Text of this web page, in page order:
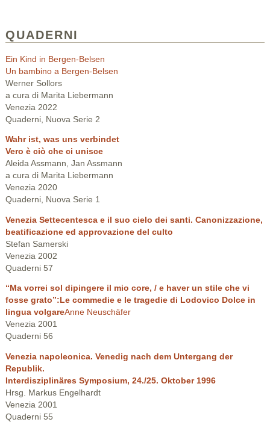
QUADERNI
Ein Kind in Bergen-Belsen
Un bambino a Bergen-Belsen
Werner Sollors
a cura di Marita Liebermann
Venezia 2022
Quaderni, Nuova Serie 2
Wahr ist, was uns verbindet
Vero è ciò che ci unisce
Aleida Assmann, Jan Assmann
a cura di Marita Liebermann
Venezia 2020
Quaderni, Nuova Serie 1
Venezia Settecentesca e il suo cielo dei santi. Canonizzazione,
beatificazione ed approvazione del culto
Stefan Samerski
Venezia 2002
Quaderni 57
“Ma vorrei sol dipingere il mio core, / e haver un stile che vi
fosse grato”:Le commedie e le tragedie di Lodovico Dolce in
lingua volgareAnne Neuschäfer
Venezia 2001
Quaderni 56
Venezia napoleonica. Venedig nach dem Untergang der
Republik.
Interdisziplinäres Symposium, 24./25. Oktober 1996
Hrsg. Markus Engelhardt
Venezia 2001
Quaderni 55